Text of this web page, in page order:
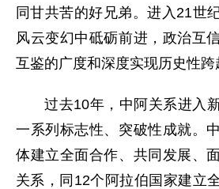
同甘共苦的好兄弟。进入21世
风云变幻中砥砺前进，政治互
互鉴的广度和深度实现历史性跨
过去10年，中阿关系进入
一系列标志性、突破性成就。
体建立全面合作、共同发展、
关系，同12个阿拉伯国家建立